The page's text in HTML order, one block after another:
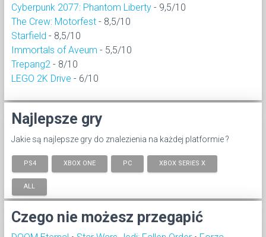
Cyberpunk 2077: Phantom Liberty - 9,5/10
The Crew: Motorfest - 8,5/10
Starfield - 8,5/10
Immortals of Aveum - 5,5/10
Trepang2 - 8/10
LEGO 2K Drive - 6/10
Najlepsze gry
Jakie są najlepsze gry do znalezienia na każdej platformie ?
PS4 XBOX ONE PC XBOX SERIES X
ALL
Czego nie możesz przegapić